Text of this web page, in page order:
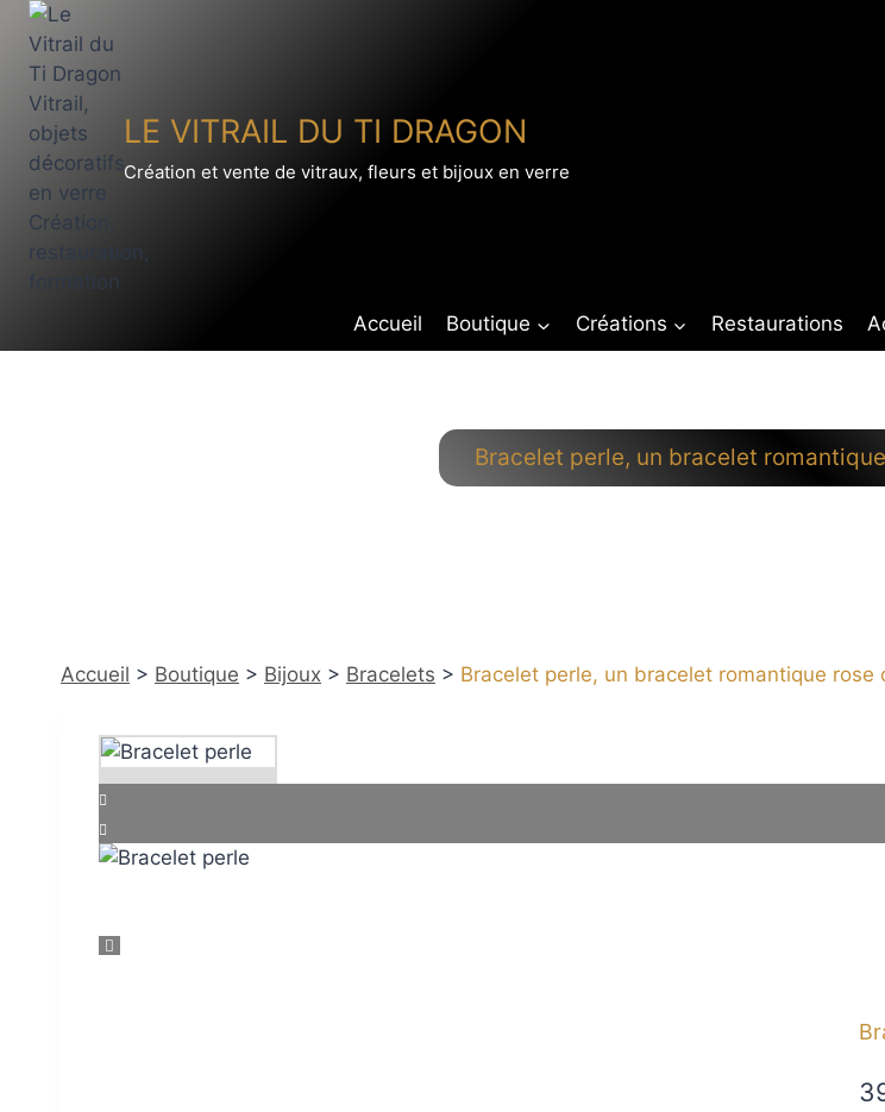
Aller
contenu
LE VITRAIL DU TI DRAGON
Création et vente de vitraux, fleurs et bijoux en verre
Accueil Boutique Créations Restaurations
Bracelet perle, un bracelet
Accueil > Boutique > Bijoux > Bracelets > Bracelet perle, un bracelet romantique rose